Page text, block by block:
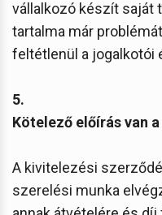
vállalkozó készít saját
tartalma már
feltétlenül a jogalkotói
5.
Kötelező előírás van
A kivitelezési
szerelési munka